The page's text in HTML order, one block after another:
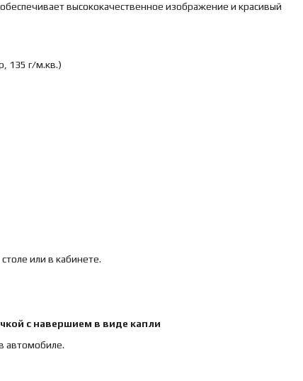
высококачественное изображение и красивый
135 г/м.кв.)
или в кабинете.
с навершием в виде капли
автомобиле.